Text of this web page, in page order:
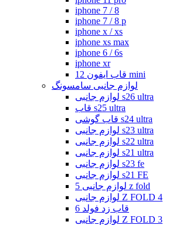
iphone 7 / 8
iphone 7 / 8 p
iphone x / xs
iphone xs max
iphone 6 / 6s
iphone xr
قاب ایفون 12 mini
لوازم جانبی سامسونگ
لوازم جانبی s26 ultra
قاب s25 ultra
قاب گوشی s24 ultra
لوازم جانبی s23 ultra
لوازم جانبی s22 ultra
لوازم جانبی s21 ultra
لوازم جانبی s23 fe
لوازم جانبی s21 FE
لوازم جانبی 5 z fold
لوازم جانبی Z FOLD 4
قاب زد فولد 6
لوازم جانبی Z FOLD 3